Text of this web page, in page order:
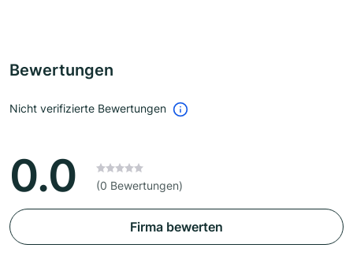
Bewertungen
Nicht verifizierte Bewertungen
0.0 (0 Bewertungen)
Firma bewerten